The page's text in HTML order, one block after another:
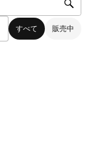
すべて 販売中